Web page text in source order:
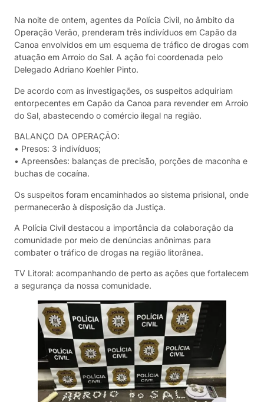
Na noite de ontem, agentes da Polícia Civil, no âmbito da
Operação Verão, prenderam três indivíduos em Capão da
Canoa envolvidos em um esquema de tráfico de drogas com
atuação em Arroio do Sal. A ação foi coordenada pelo
Delegado Adriano Koehler Pinto.
De acordo com as investigações, os suspeitos adquiriam
entorpecentes em Capão da Canoa para revender em Arroio
do Sal, abastecendo o comércio ilegal na região.
BALANÇO DA OPERAÇÃO:
• Presos: 3 indivíduos;
• Apreensões: balanças de precisão, porções de maconha e
buchas de cocaína.
Os suspeitos foram encaminhados ao sistema prisional, onde
permanecerão à disposição da Justiça.
A Polícia Civil destacou a importância da colaboração da
comunidade por meio de denúncias anônimas para
combater o tráfico de drogas na região litorânea.
TV Litoral: acompanhando de perto as ações que fortalecem
a segurança da nossa comunidade.